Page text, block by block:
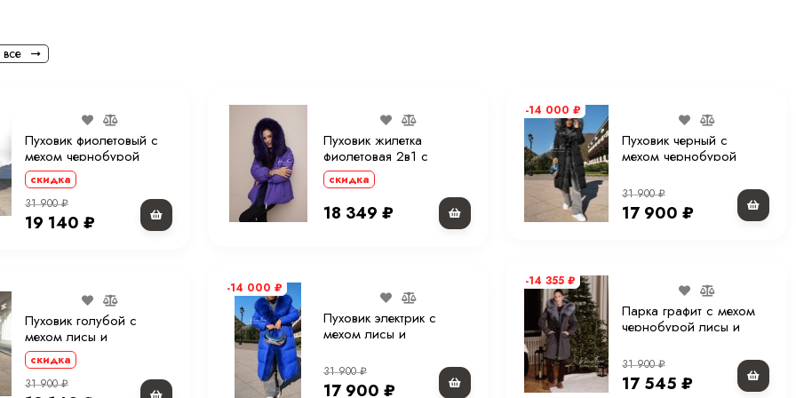
Пуховик фиолетовый с
мехом чернобурой
лисы и капюшоном 90
см. ХМ
скидка
31 900₽
19 140₽
Пуховик голубой с
мехом лисы и
капюшоном 90 см. ХМ
скидка
31 900₽
Пуховик жилетка
фиолетовая 2в1 с
меховым капюшоном 70
см.
скидка
18 349₽
-14 000 ₽
Пуховик электрик с
мехом лисы и
31 900₽
17 900₽
-14 000 ₽
Пуховик черный с
мехом чернобурой
см
31 900₽
17 900₽
-14 355 ₽
Парка графит с мехом
чернобурой лисы и
31 900₽
17 545₽